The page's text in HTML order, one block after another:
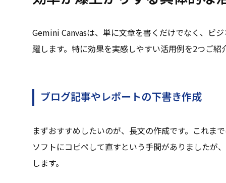
Gemini Canvasは、単に文章を書くだけでなく、ビ
躍します。特に効果を実感しやすい活用例を2つご紹
ブログ記事やレポートの下書き作成
まずおすすめしたいのが、長文の作成です。これ
ソフトにコピペして直すという手間がありましたが
します。